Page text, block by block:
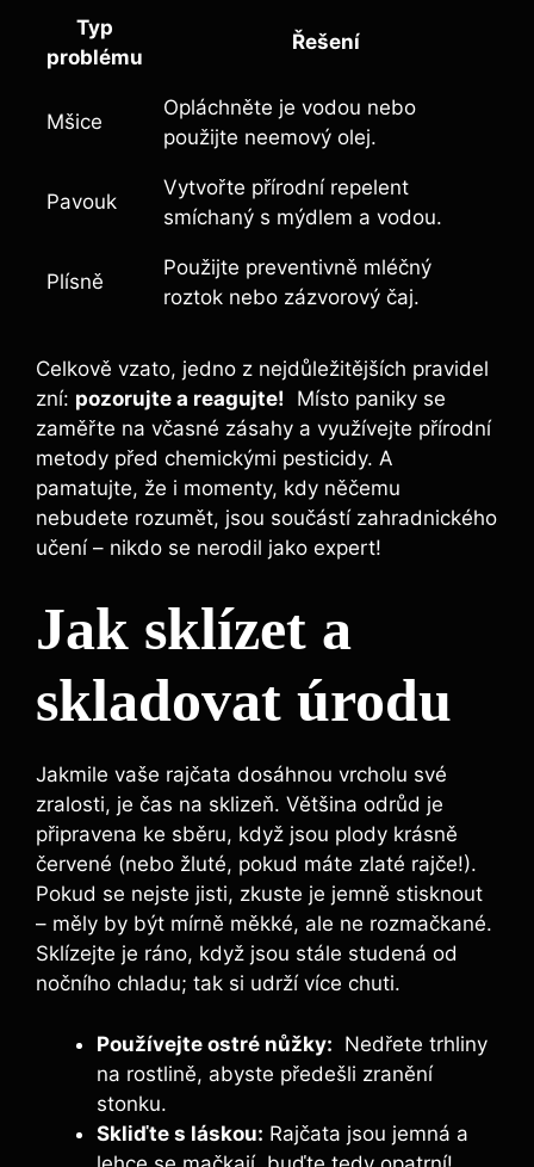
Typ
⁤problému
Řešení
Mšice
Opláchněte je vodou nebo
použijte ⁢neemový olej.
Pavouk
Vytvořte přírodní repelent
smíchaný ​s ⁣mýdlem a vodou.
Plísně
Použijte preventivně mléčný
roztok nebo zázvorový čaj.
Celkově vzato, jedno ‍z nejdůležitějších pravidel‍
zní: pozorujte a reagujte! ⁤ Místo ‌paniky⁢ se
zaměřte na‍ včasné zásahy⁢ a využívejte přírodní​
metody před chemickými pesticidy. A
pamatujte, že i momenty, kdy něčemu
nebudete rozumět, jsou součástí zahradnického
učení – nikdo‌ se nerodil ​jako expert!
Jak sklízet ‌a
⁢skladovat úrodu
Jakmile vaše⁤ rajčata dosáhnou vrcholu své
zralosti,⁤ je čas na ⁣sklizeň. Většina odrůd je
připravena ‍ke⁤ sběru, když jsou plody krásně
červené (nebo žluté, pokud ‍máte zlaté rajče!).‌
Pokud se nejste jisti,⁣ zkuste je⁤ jemně stisknout
–‍ měly by být mírně měkké, ale ne rozmačkané.
Sklízejte je ráno, když jsou stále studená ⁢od
nočního chladu; tak si‌ udrží ​více chuti.
Používejte ostré nůžky: ‌ Nedřete trhliny
na rostlině, ​abyste⁤ předešli ⁤zranění
stonku.
Skliďte s láskou: Rajčata jsou jemná a